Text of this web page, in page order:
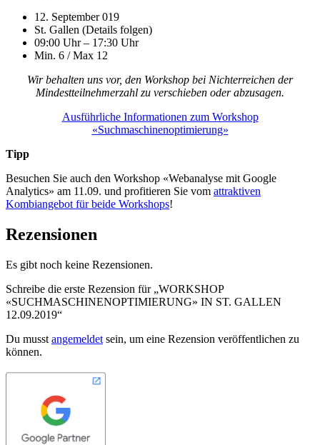
12. September 019
St. Gallen (Details folgen)
09:00 Uhr – 17:30 Uhr
Min. 6 / Max 12
Wir behalten uns vor, den Workshop bei Nichterreichen der
Mindestteilnehmerzahl zu verschieben oder abzusagen.
Ausführliche Informationen zum Workshop
«Suchmaschinenoptimierung»
Tipp
Besuchen Sie auch den Workshop «Webanalyse mit Google
Analytics» am 11.09. und profitieren Sie vom attraktiven
Kombiangebot für beide Workshops!
Rezensionen
Es gibt noch keine Rezensionen.
Schreibe die erste Rezension für „WORKSHOP
«SUCHMASCHINENOPTIMIERUNG» IN ST. GALLEN
12.09.2019“
Du musst angemeldet sein, um eine Rezension veröffentlichen zu
können.